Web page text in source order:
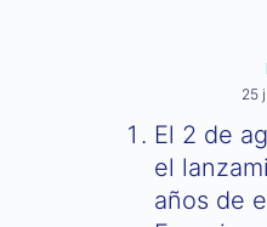
25
El 2 de
el
años de